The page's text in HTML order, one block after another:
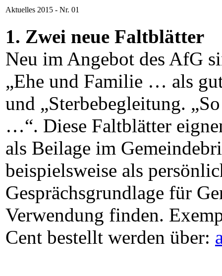
Aktuelles 2015 - Nr. 01
1. Zwei neue Faltblätter
Neu im Angebot des AfG
„Ehe und Familie … als
und „Sterbebegleitung.
…“. Diese Faltblätter
als Beilage im
beispielsweise als
Gesprächsgrundlage für
Verwendung finden.
Cent bestellt werden über: